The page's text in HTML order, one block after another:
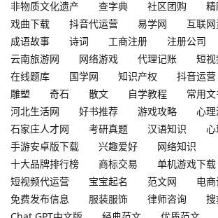
非物质文化遗产
查字典 社区团购
精
戏曲下载
抖音代运营 易学网 互联
成语故事
诗词 工商注册 注册公司
云南旅游网
网络游戏 代理记账
短
在线题库
国学网 知识产权 抖音运营
雕塑
奇石 散文 自学教程
常用
河北生活网
好书推荐 游戏攻略
心
石家庄人才网
考研真题 汉语知识
手游安卓版下载
兴趣爱好
网络知识
十大品牌排行榜
商标交易
单机游戏下载
短视频代运营
宝宝起名 范文网
电
免费发布信息
服装服饰 律师咨询